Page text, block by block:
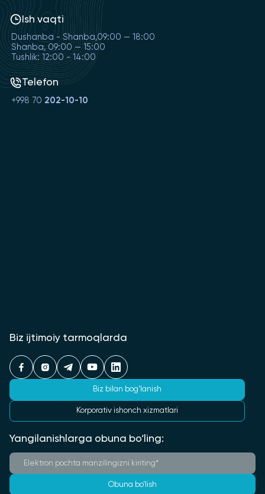
Ish vaqti
Dushanba - Shanba,09:00 — 18:00
Shanba, 09:00 — 15:00
Tushlik: 12:00 - 14:00
Telefon
+998 70 202-10-10
Biz ijtimoiy tarmoqlarda
Biz bilan bog‘lanish
Korporativ ishonch xizmatlari
Yangilanishlarga obuna bo‘ling:
Obuna bo‘lish